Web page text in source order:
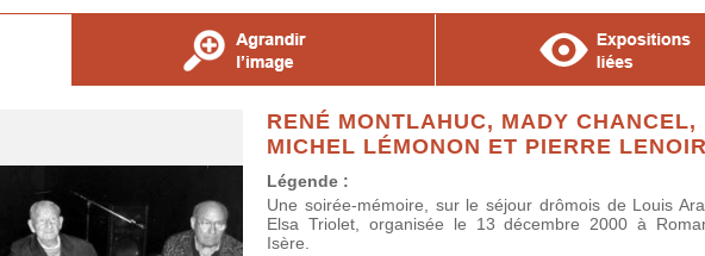
RENÉ MONTLAHUC, MADY CHANCEL,
MICHEL LÉMONON ET PIERRE LENOIR
Légende :
Une soirée-mémoire, sur le séjour drômois de Louis
Elsa Triolet, organisée le 13 décembre 2000 à
Isère.